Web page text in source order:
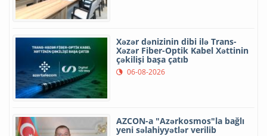
Xəzər dənizinin dibi ilə Trans-
Xəzər Fiber-Optik Kabel Xəttinin
çəkilişi başa çatıb
06-08-2026
AZCON-a "Azərkosmos"la bağlı
yeni səlahiyyətlər verilib